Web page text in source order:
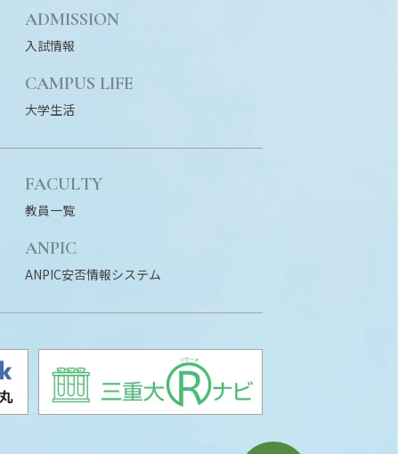
ADMISSION
入試情報
CAMPUS LIFE
大学生活
FACULTY
教員一覧
ANPIC
ANPIC安否情報システム